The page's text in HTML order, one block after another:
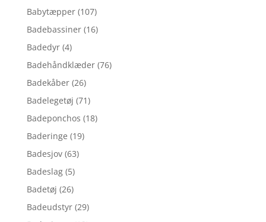
Babytæpper (107)
Badebassiner (16)
Badedyr (4)
Badehåndklæder (76)
Badekåber (26)
Badelegetøj (71)
Badeponchos (18)
Baderinge (19)
Badesjov (63)
Badeslag (5)
Badetøj (26)
Badeudstyr (29)